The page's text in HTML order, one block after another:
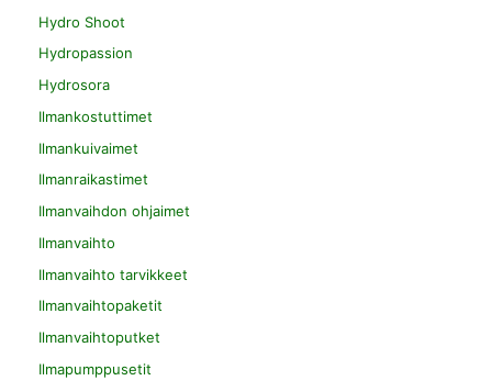
Hydro Shoot
Hydropassion
Hydrosora
Ilmankostuttimet
Ilmankuivaimet
Ilmanraikastimet
Ilmanvaihdon ohjaimet
Ilmanvaihto
Ilmanvaihto tarvikkeet
Ilmanvaihtopaketit
Ilmanvaihtoputket
Ilmapumppusetit